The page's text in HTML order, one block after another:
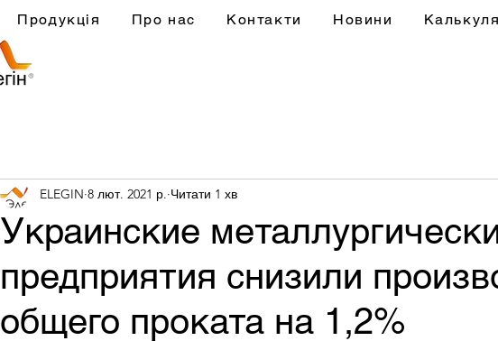
Продукція Про нас Контакти Новини
Украинские
предприятия снизили
общего проката на 1,2%
ELEGIN 8 лют. 2021 р. Читати 1 хв